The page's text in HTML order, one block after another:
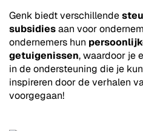
Genk biedt verschillende
subsidiesaan voor
ondernemers hun
getuigenissen, waardoor je
in de ondersteuning die je
inspireren door de verhalen
voorgegaan!
SUBTITEL